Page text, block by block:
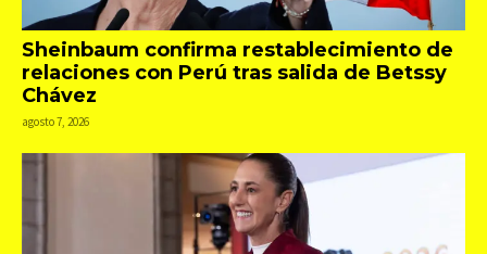
Sheinbaum confirma restablecimiento de
relaciones con Perú tras salida de Betssy
Chávez
agosto 7, 2026